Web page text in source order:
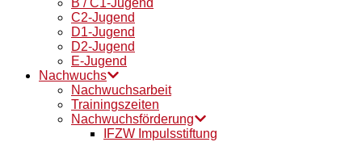
B / C1-Jugend
C2-Jugend
D1-Jugend
D2-Jugend
E-Jugend
Nachwuchs
Nachwuchsarbeit
Trainingszeiten
Nachwuchsförderung
IFZW Impulsstiftung